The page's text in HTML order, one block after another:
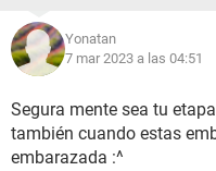
Yonatan
7 mar 2023 a las 04:51
Segura mente sea tu
también cuando estas
embarazada :^